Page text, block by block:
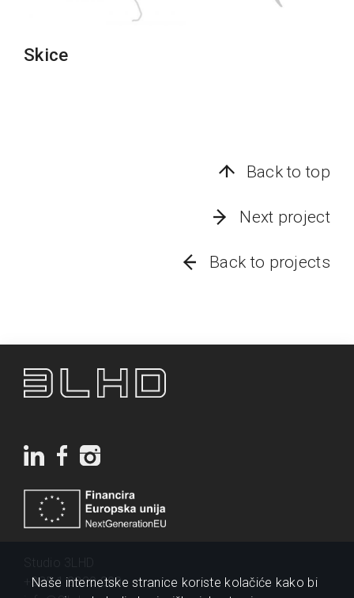
Skice
Back to top
Next project
Back to projects
+385 1 2320 200
Naše internetske stranice koriste kolačiće kako bi